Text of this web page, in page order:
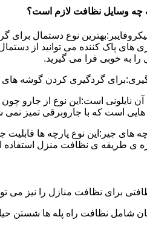
چه وسایل نظافت لازم است؟
نوع دستمال
های پاک کننده می توانید از
به خوبی فرا می گیرید.
آن نایلونی است:این نوع از جارو
است که با جاروبرقی تمیز نمی
های جیر:این نوع پارچه ها
ی طریقه ی نظافت منزل استفاده
برای نظافت منازل را نیز می
شامل نظافت راه پله ها شستن